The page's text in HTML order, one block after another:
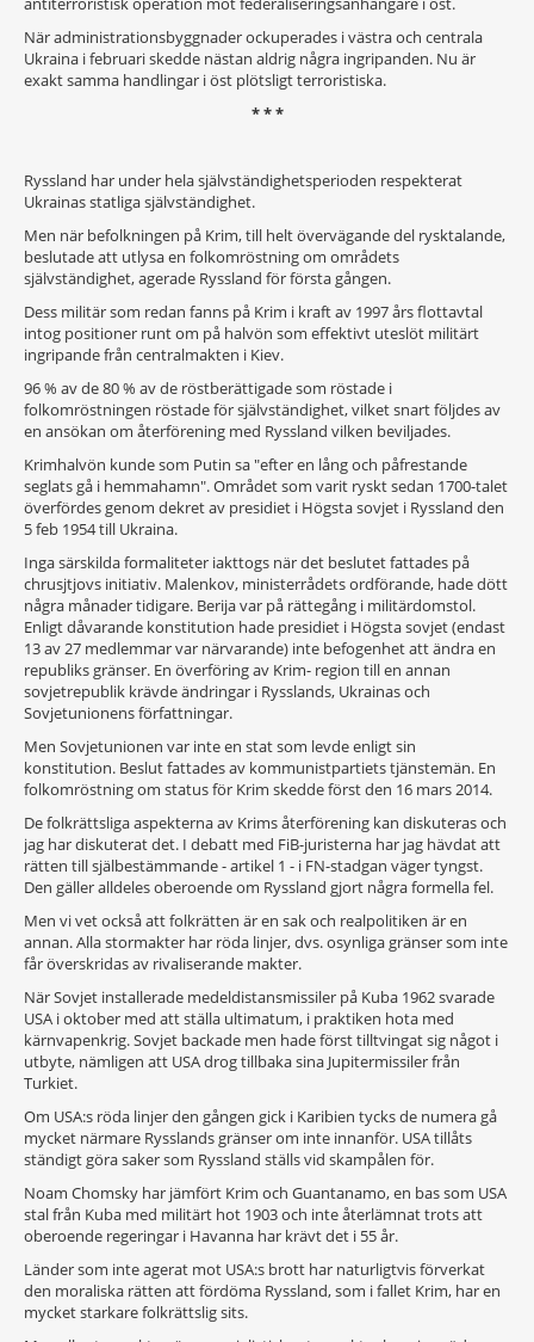
När administrationsbyggnader ockuperades i västra och centrala
Ukraina i februari skedde nästan aldrig några ingripanden. Nu är
exakt samma handlingar i öst plötsligt terroristiska.
* * *
Ryssland har under hela självständighetsperioden respekterat
Ukrainas statliga självständighet.
Men när befolkningen på Krim, till helt övervägande del rysktalande,
beslutade att utlysa en folkomröstning om områdets
självständighet, agerade Ryssland för första gången.
Dess militär som redan fanns på Krim i kraft av 1997 års flottavtal
intog positioner runt om på halvön som effektivt uteslöt militärt
ingripande från centralmakten i Kiev.
96 % av de 80 % av de röstberättigade som röstade i
folkomröstningen röstade för självständighet, vilket snart följdes av
en ansökan om återförening med Ryssland vilken beviljades.
Krimhalvön kunde som Putin sa "efter en lång och påfrestande
seglats gå i hemmahamn". Området som varit ryskt sedan 1700-talet
överfördes genom dekret av presidiet i Högsta sovjet i Ryssland den
5 feb 1954 till Ukraina.
Inga särskilda formaliteter iakttogs när det beslutet fattades på
chrusjtjovs initiativ. Malenkov, ministerrådets ordförande, hade dött
några månader tidigare. Berija var på rättegång i militärdomstol.
Enligt dåvarande konstitution hade presidiet i Högsta sovjet (endast
13 av 27 medlemmar var närvarande) inte befogenhet att ändra en
republiks gränser. En överföring av Krim- region till en annan
sovjetrepublik krävde ändringar i Rysslands, Ukrainas och
Sovjetunionens författningar.
Men Sovjetunionen var inte en stat som levde enligt sin
konstitution. Beslut fattades av kommunistpartiets tjänstemän. En
folkomröstning om status för Krim skedde först den 16 mars 2014.
De folkrättsliga aspekterna av Krims återförening kan diskuteras och
jag har diskuterat det. I debatt med FiB-juristerna har jag hävdat att
rätten till själbestämmande - artikel 1 - i FN-stadgan väger tyngst.
Den gäller alldeles oberoende om Ryssland gjort några formella fel.
Men vi vet också att folkrätten är en sak och realpolitiken är en
annan. Alla stormakter har röda linjer, dvs. osynliga gränser som inte
får överskridas av rivaliserande makter.
När Sovjet installerade medeldistansmissiler på Kuba 1962 svarade
USA i oktober med att ställa ultimatum, i praktiken hota med
kärnvapenkrig. Sovjet backade men hade först tilltvingat sig något i
utbyte, nämligen att USA drog tillbaka sina Jupitermissiler från
Turkiet.
Om USA:s röda linjer den gången gick i Karibien tycks de numera gå
mycket närmare Rysslands gränser om inte innanför. USA tillåts
ständigt göra saker som Ryssland ställs vid skampålen för.
Noam Chomsky har jämfört Krim och Guantanamo, en bas som USA
stal från Kuba med militärt hot 1903 och inte återlämnat trots att
oberoende regeringar i Havanna har krävt det i 55 år.
Länder som inte agerat mot USA:s brott har naturligtvis förverkat
den moraliska rätten att fördöma Ryssland, som i fallet Krim, har en
mycket starkare folkrättslig sits.